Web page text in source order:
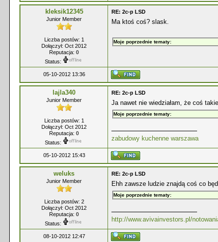
kleksik12345
Junior Member
Liczba postów: 1
Dołączył: Oct 2012
Reputacja: 0
Status:
RE: 2c-p LSD
Ma ktoś coś? slask.
Moje poprzednie tematy:
05-10-2012 13:36
lajla340
Junior Member
Liczba postów: 1
Dołączył: Oct 2012
Reputacja: 0
Status:
RE: 2c-p LSD
Ja nawet nie wiedziałam, że coś
Moje poprzednie tematy:
zabudowy kuchenne warszawa
05-10-2012 15:43
weluks
Junior Member
Liczba postów: 2
Dołączył: Oct 2012
Reputacja: 0
Status:
RE: 2c-p LSD
Ehh zawsze ludzie znajdą coś co
Moje poprzednie tematy:
http://www.avivainvestors.pl/
08-10-2012 12:47